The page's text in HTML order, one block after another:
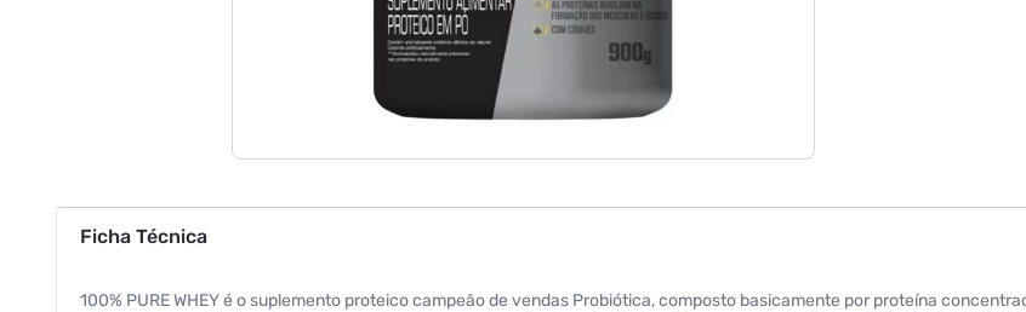
Ficha Técnica
100% PURE WHEY é o suplemento proteico campeão de vendas Probiótica, composto basicamente por proteína